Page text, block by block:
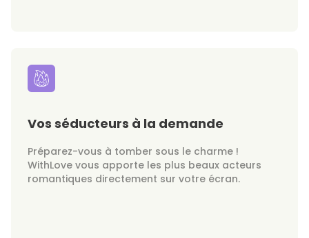
Vos séducteurs à la demande
Préparez-vous à tomber sous le charme !
WithLove vous apporte les plus beaux acteurs
romantiques directement sur votre écran.